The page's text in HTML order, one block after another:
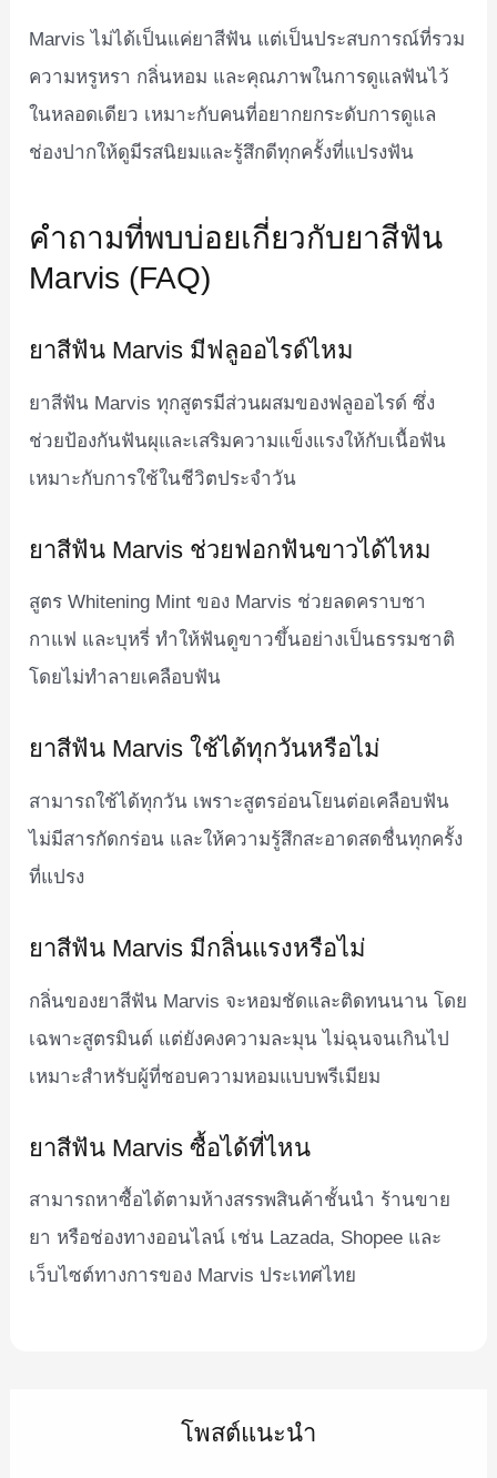
Marvis ไม่ได้เป็นแค่ยาสีฟัน แต่เป็นประสบการณ์ที่รวม
ความหรูหรา กลิ่นหอม และคุณภาพในการดูแลฟันไว้
ในหลอดเดียว เหมาะกับคนที่อยากยกระดับการดูแล
ช่องปากให้ดูมีรสนิยมและรู้สึกดีทุกครั้งที่แปรงฟัน
คำถามที่พบบ่อยเกี่ยวกับยาสีฟัน
Marvis (FAQ)
ยาสีฟัน Marvis มีฟลูออไรด์ไหม
ยาสีฟัน Marvis ทุกสูตรมีส่วนผสมของฟลูออไรด์ ซึ่ง
ช่วยป้องกันฟันผุและเสริมความแข็งแรงให้กับเนื้อฟัน
เหมาะกับการใช้ในชีวิตประจำวัน
ยาสีฟัน Marvis ช่วยฟอกฟันขาวได้ไหม
สูตร Whitening Mint ของ Marvis ช่วยลดคราบชา
กาแฟ และบุหรี่ ทำให้ฟันดูขาวขึ้นอย่างเป็นธรรมชาติ
โดยไม่ทำลายเคลือบฟัน
ยาสีฟัน Marvis ใช้ได้ทุกวันหรือไม่
สามารถใช้ได้ทุกวัน เพราะสูตรอ่อนโยนต่อเคลือบฟัน
ไม่มีสารกัดกร่อน และให้ความรู้สึกสะอาดสดชื่นทุกครั้ง
ที่แปรง
ยาสีฟัน Marvis มีกลิ่นแรงหรือไม่
กลิ่นของยาสีฟัน Marvis จะหอมชัดและติดทนนาน โดย
เฉพาะสูตรมินต์ แต่ยังคงความละมุน ไม่ฉุนจนเกินไป
เหมาะสำหรับผู้ที่ชอบความหอมแบบพรีเมียม
ยาสีฟัน Marvis ซื้อได้ที่ไหน
สามารถหาซื้อได้ตามห้างสรรพสินค้าชั้นนำ ร้านขาย
ยา หรือช่องทางออนไลน์ เช่น Lazada, Shopee และ
เว็บไซต์ทางการของ Marvis ประเทศไทย
โพสต์แนะนำ